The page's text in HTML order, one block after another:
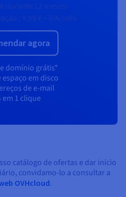
agora
domínio grátis*
espaço em disco
de e-mail
em 1 clique
catálogo de ofertas e dar início
convidamo-lo a consultar a
OVHcloud.